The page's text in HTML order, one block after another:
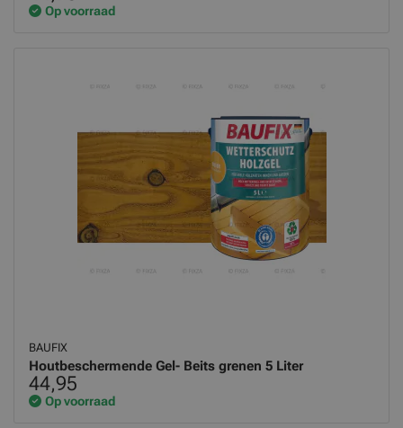
Op voorraad
BAUFIX
Houtbeschermende Gel- Beits grenen 5 Liter
44,95
Op voorraad